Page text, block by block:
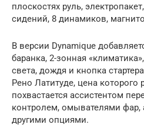
плоскостях руль,
сидений, 8 динамиков,
В версии Dynamique
баранка, 2-зонная
света, дождя и кнопка
Рено Латитуде, цена которого
похвастается ассистентом
контролем, омывателями фар,
другими опциями.